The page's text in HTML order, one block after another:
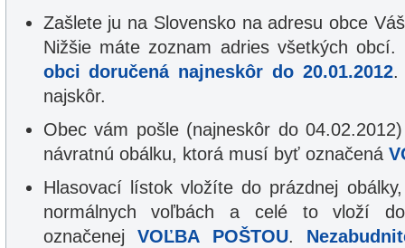
Zašlete ju na Slovensko na adresu obce
Nižšie máte zoznam adries všetkých obcí.
obci doručená najneskôr do 20.01.2012.
najskôr.
Obec vám pošle (najneskôr do
návratnú obálku, ktorá musí byť označená
Hlasovací lístok vložíte do prázdnej
normálnych voľbách a celé to vloží
označenej VOĽBA POŠTOU.